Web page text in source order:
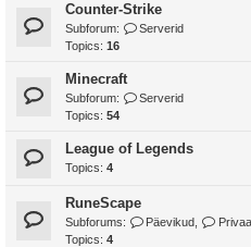
Counter-Strike
Subforum:
Serverid
Topics: 16
Minecraft
Subforum:
Serverid
Topics: 54
League of Legends
Topics: 4
RuneScape
Subforums: Päevikud
Topics: 4